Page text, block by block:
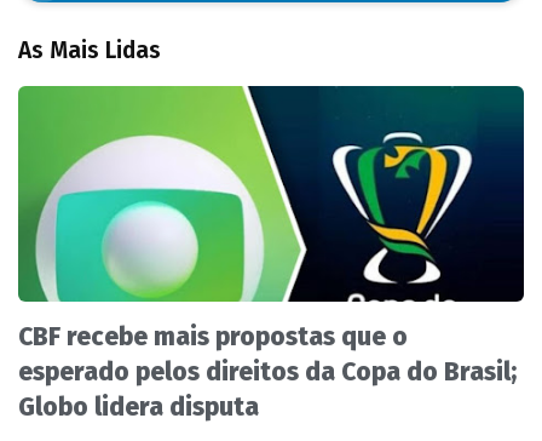
As Mais Lidas
CBF recebe mais propostas que o
esperado pelos direitos da Copa do Brasil;
Globo lidera disputa